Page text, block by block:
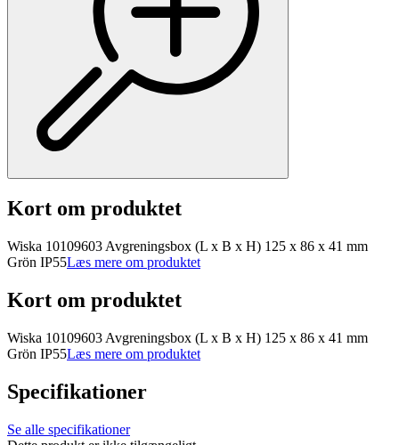
Kort om produktet
Wiska 10109603 Avgreningsbox (L x B x H) 125 x 86 x 41 mm
Grön IP55Læs mere om produktet
Kort om produktet
Wiska 10109603 Avgreningsbox (L x B x H) 125 x 86 x 41 mm
Grön IP55Læs mere om produktet
Specifikationer
Se alle specifikationer